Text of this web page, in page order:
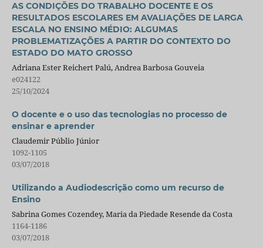
AS CONDIÇÕES DO TRABALHO DOCENTE E OS
RESULTADOS ESCOLARES EM AVALIAÇÕES DE LARGA
ESCALA NO ENSINO MÉDIO: ALGUMAS
PROBLEMATIZAÇÕES A PARTIR DO CONTEXTO DO
ESTADO DO MATO GROSSO
Adriana Ester Reichert Palú, Andrea Barbosa Gouveia
e024122
25/10/2024
O docente e o uso das tecnologias no processo de
ensinar e aprender
Claudemir Públio Júnior
1092-1105
03/07/2018
Utilizando a Audiodescrição como um recurso de
Ensino
Sabrina Gomes Cozendey, Maria da Piedade Resende da Costa
1164-1186
03/07/2018